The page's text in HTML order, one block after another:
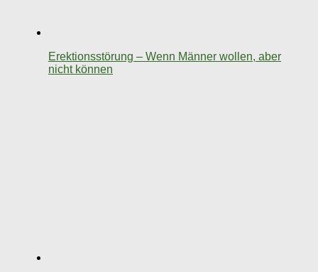
Erektionsstörung – Wenn Männer wollen, aber
nicht können